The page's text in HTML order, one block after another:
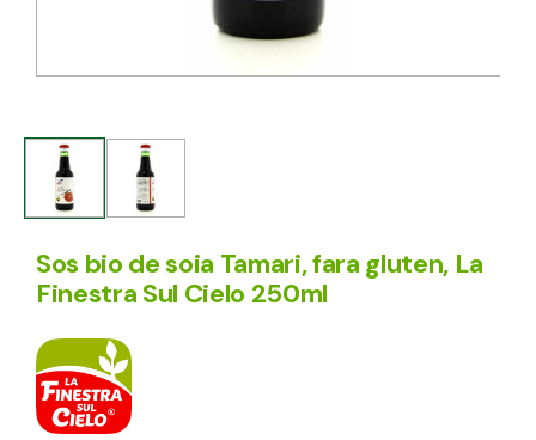
Sos bio de soia Tamari, fara gluten, La
Finestra Sul Cielo 250ml